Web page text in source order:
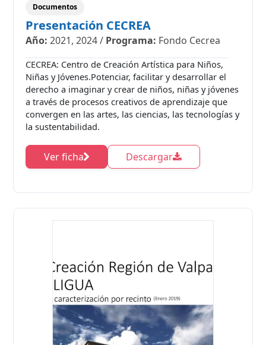
Documentos
Presentación CECREA
Año: 2021, 2024/ Programa: Fondo Cecrea
CECREA: Centro de Creación Artística para Niños,
Niñas y Jóvenes.Potenciar, facilitar y desarrollar el
derecho a imaginar y crear de niños, niñas y jóvenes
a través de procesos creativos de aprendizaje que
convergen en las artes, las ciencias, las tecnologías y
la sustentabilidad.
Ver ficha Descargar